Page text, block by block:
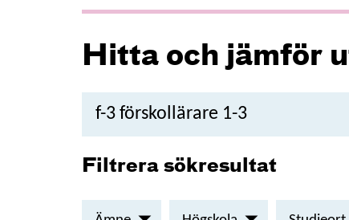
Hitta och jämför
utbildning
Filtrera sökresultat